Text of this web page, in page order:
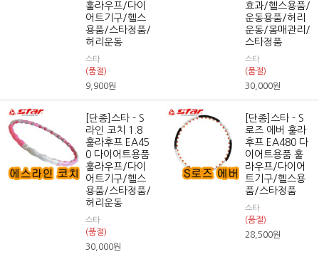
훌라우프/다이
어트기구/헬스
용품/스타정품/
허리운동
스타
(품절)
9,900원
효과/헬스용품/
운동용품/허리
운동/몸매관리/
스타정품
스타
(품절)
30,000원
[단종]스타 - S
라인 코치 1.8
훌라후프 EA45
0 다이어트용품
훌라우프/다이
어트기구/헬스
용품/스타정품/
허리운동
스타
(품절)
30,000원
[단종]스타 - S
로즈 에버 훌라
후프 EA480 다
이어트용품 훌
라우프/다이어
트기구/헬스용
품/스타정품
스타
(품절)
28,500원